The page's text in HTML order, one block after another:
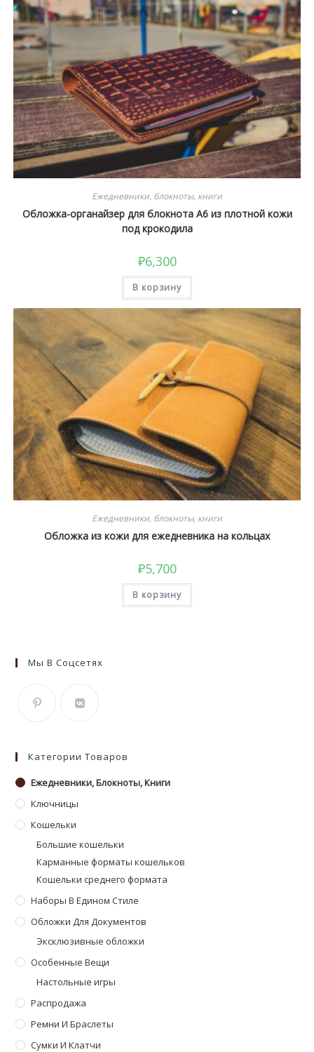
Ежедневники, блокноты, книги
Обложка-органайзер для блокнота А6 из плотной кожи
под крокодила
₽6,300
В корзину
Ежедневники, блокноты, книги
Обложка из кожи для ежедневника на кольцах
₽5,700
В корзину
Мы В Соцсетях
новой
вкладке
новой
вкладке
Категории Товаров
Ежедневники, Блокноты, Книги
Ключницы
Кошельки
Большие кошельки
Карманные форматы кошельков
Кошельки среднего формата
Наборы В Едином Стиле
Обложки Для Документов
Эксклюзивные обложки
Особенные Вещи
Настольные игры
Распродажа
Ремни И Браслеты
Сумки И Клатчи